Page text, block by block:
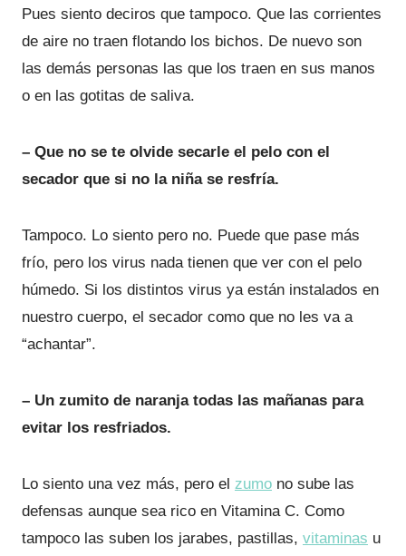
Pues siento deciros que tampoco. Que las corrientes
de aire no traen flotando los bichos. De nuevo son
las demás personas las que los traen en sus manos
o en las gotitas de saliva.
– Que no se te olvide secarle el pelo con el
secador que si no la niña se resfría.
Tampoco. Lo siento pero no. Puede que pase más
frío, pero los virus nada tienen que ver con el pelo
húmedo. Si los distintos virus ya están instalados en
nuestro cuerpo, el secador como que no les va a
“achantar”.
– Un zumito de naranja todas las mañanas para
evitar los resfriados.
Lo siento una vez más, pero el zumo no sube las
defensas aunque sea rico en Vitamina C. Como
tampoco las suben los jarabes, pastillas, vitaminas u